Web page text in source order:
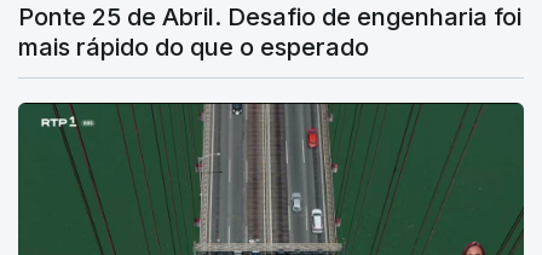
Ponte 25 de Abril. Desafio de engenharia foi
mais rápido do que o esperado